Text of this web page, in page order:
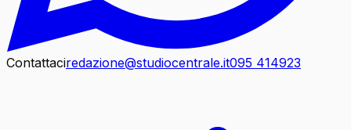
Contattaciredazione@studiocentrale.it095 414923